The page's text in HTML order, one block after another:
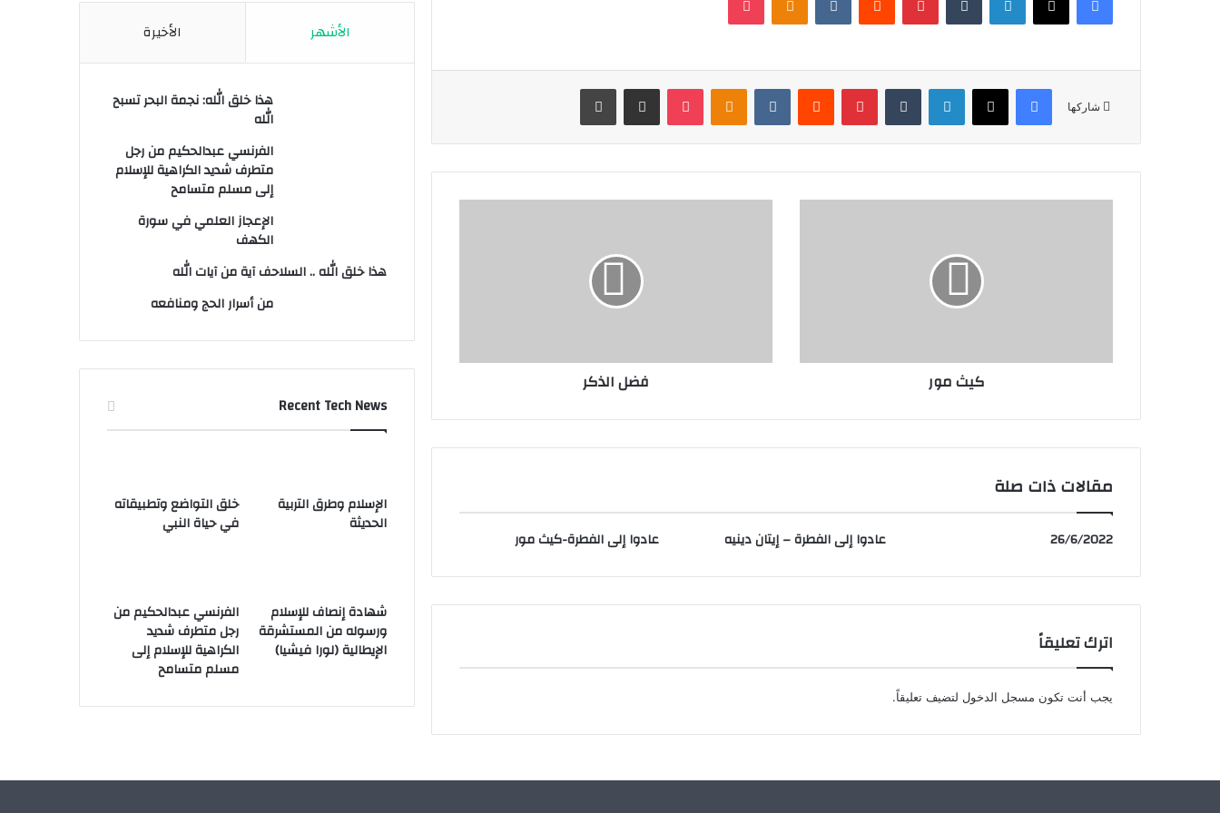
شاركها
فيسبوك لينكدإن بينتيريست بوكيت
كيث مور فضل الذكر
مقالات ذات صلة
26/6/2022 عادوا إلى الفطرة – إيتان دينيه عادوا إلى الفطرة-كيث مور
اترك تعليقاً
يجب أنت تكون مسجل الدخول لتضيف تعليقاً.
الأشهر الأخيرة
هذا خلق الله: نجمة البحر تسبح
الله
الفرنسي عبدالحكيم من رجل
متطرف شديد الكراهية للإسلام
إلى مسلم متسامح
الإعجاز العلمي في سورة
الكهف
هذا خلق الله .. السلاحف آية من آيات الله
من أسرار الحج ومنافعه
Recent Tech News
الإسلام وطرق التربية
الحديثة
خلق التواضع وتطبيقاته
في حياة النبي
شهادة إنصاف للإسلام
ورسوله من المستشرقة
الإيطالية (لورا فيشيا)
الفرنسي عبدالحكيم من
رجل متطرف شديد
الكراهية للإسلام إلى
مسلم متسامح